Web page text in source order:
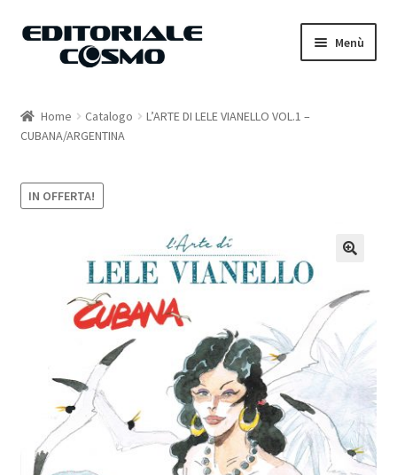
Vai
Vai
Menù
Catalogo
Carrello
Home Catalogo
L’ARTE DI LELE VIANELLO VOL.1 –
CUBANA/ARGENTINA
IN OFFERTA!